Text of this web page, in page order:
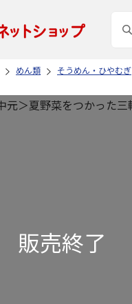
めん類 そうめん・ひやむぎ